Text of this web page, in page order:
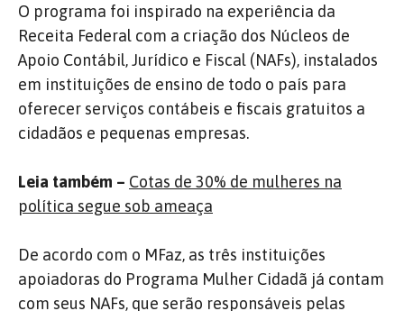
O programa foi inspirado na experiência da
Receita Federal com a criação dos Núcleos de
Apoio Contábil, Jurídico e Fiscal (NAFs), instalados
em instituições de ensino de todo o país para
oferecer serviços contábeis e fiscais gratuitos a
cidadãos e pequenas empresas.
Leia também – Cotas de 30% de mulheres na
política segue sob ameaça
De acordo com o MFaz, as três instituições
apoiadoras do Programa Mulher Cidadã já contam
com seus NAFs, que serão responsáveis pelas